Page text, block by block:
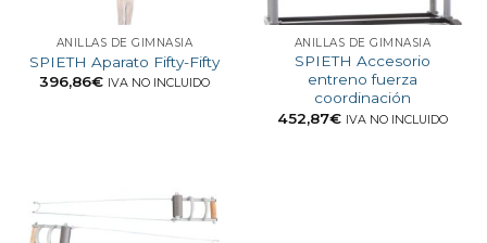
ANILLAS DE GIMNASIA
SPIETH Aparato Fifty-Fifty
396,86€ IVA NO INCLUIDO
ANILLAS DE GIMNASIA
SPIETH Accesorio
entreno fuerza
coordinación
452,87€ IVA NO INCLUIDO